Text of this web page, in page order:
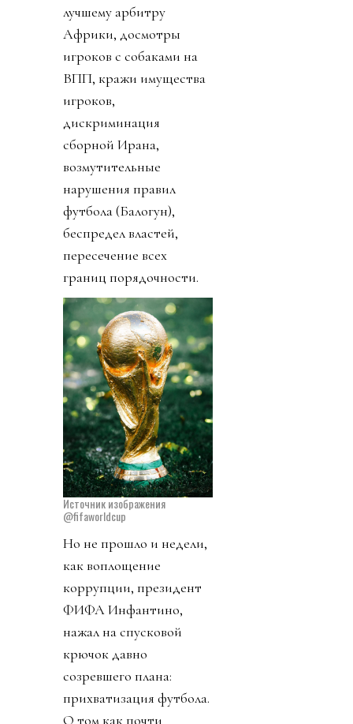
лучшему арбитру
Африки, досмотры
игроков с собаками на
ВПП, кражи имущества
игроков,
дискриминация
сборной Ирана,
возмутительные
нарушения правил
футбола (Балогун),
беспредел властей,
пересечение всех
границ порядочности.
Источник изображения
@fifaworldcup
Но не прошло и недели,
как воплощение
коррупции, президент
ФИФА Инфантино,
нажал на спусковой
крючок давно
созревшего плана:
прихватизация футбола.
О том как почти